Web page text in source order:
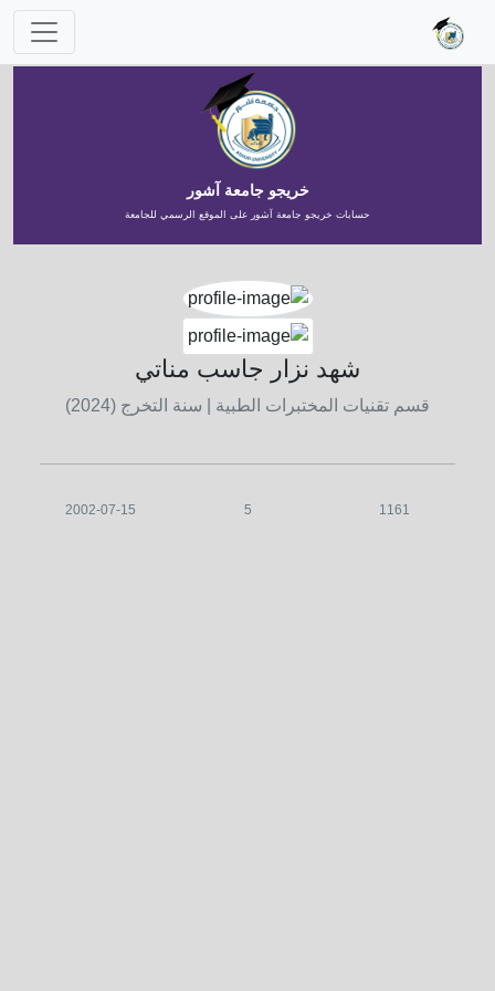
خريجو جامعة آشور
حسابات خريجو جامعة آشور على الموقع الرسمي للجامعة
شهد نزار جاسب مناتي
قسم تقنيات المختبرات الطبية | سنة التخرج (2024)
1161
5
2002-07-15